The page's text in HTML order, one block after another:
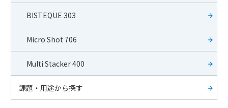
BISTEQUE 303
Micro Shot 706
Multi Stacker 400
課題・用途から探す